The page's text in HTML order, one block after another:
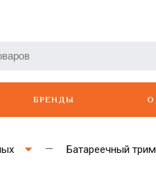
БРЕНДЫ О
Батареечный